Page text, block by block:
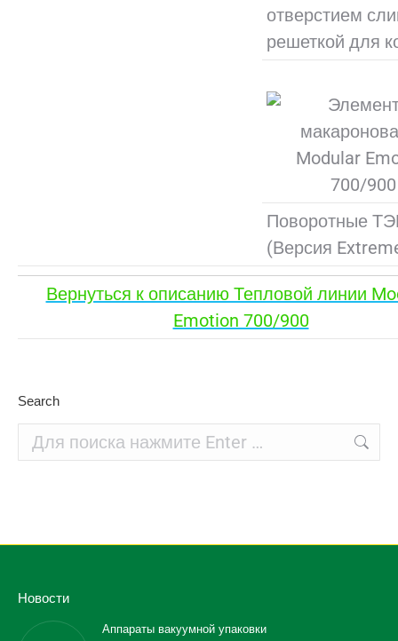
отверстием
решеткой для
Поворотные
(Версия
Вернуться к описанию Тепловой линии
Emotion 700/900
Search
Новости
Аппараты вакуумной упаковки